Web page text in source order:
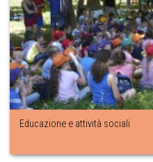
Educazione e attività sociali